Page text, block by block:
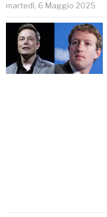
martedì, 6 Maggio 2025